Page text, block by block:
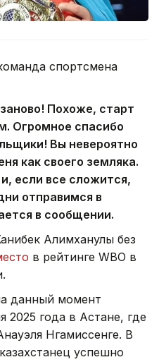
спортсмена
Похоже, старт
Огромное спасибо
Вы невероятно
как своего земляка.
если все сложится,
отправимся в
в сообщении.
Алимханулы без
в рейтинге WBO в
данный момент
2025 года в Астане, где
Нгамиссенге. В
успешно